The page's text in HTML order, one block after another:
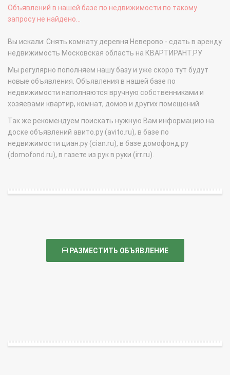
Объявлений в нашей базе по недвижимости по такому
запросу не найдено...
Вы искали: Снять комнату деревня Неверово - сдать в аренду
недвижимость Московская область на КВАРТИРАНТ.РУ
Мы регулярно пополняем нашу базу и уже скоро тут будут
новые объявления. Объявления в нашей базе по
недвижимости наполняются вручную собственниками и
хозяевами квартир, комнат, домов и других помещений.
Так же рекомендуем поискать нужную Вам информацию на
доске объявлений авито.ру (avito.ru), в базе по
недвижимости циан.ру (cian.ru), в базе домофонд.ру
(domofond.ru), в газете из рук в руки (irr.ru).
РАЗМЕСТИТЬ ОБЪЯВЛЕНИЕ